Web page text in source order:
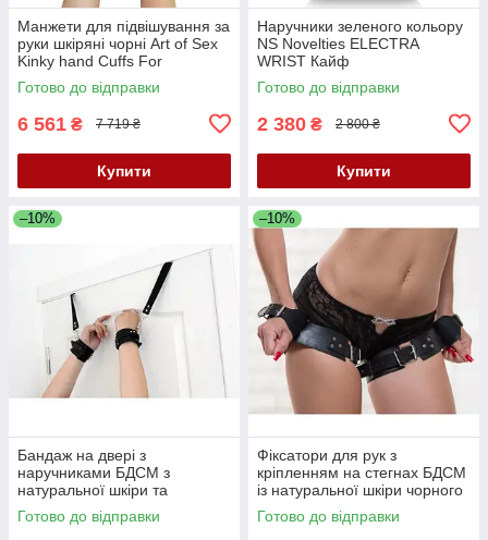
Манжети для підвішування за
руки шкіряні чорні Art of Sex
Kinky hand Cuffs For
Suspension Кайф
Готово до відправки
6 561 ₴ 7 719 ₴
Купити
Наручники зеленого кольору
NS Novelties ELECTRA
WRIST Кайф
Готово до відправки
2 380 ₴ 2 800 ₴
Купити
–10%
Бандаж на двері з
наручниками БДСМ з
натуральної шкіри та
металевої фурнітури чорного
кольору Scappa Кайф
Готово до відправки
–10%
Фіксатори для рук з
кріпленням на стегнах БДСМ
із натуральної шкіри чорного
кольору Scappa Кайф
Готово до відправки